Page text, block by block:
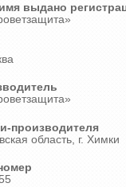
выдано
производителя
область, г. Химки